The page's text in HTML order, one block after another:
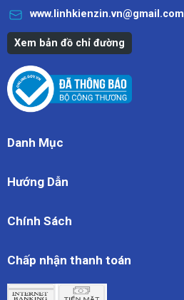
www.linhkienzin.vn@gmail.com
Xem bản đồ chỉ đường
Danh Mục
Hướng Dẫn
Chính Sách
Chấp nhận thanh toán